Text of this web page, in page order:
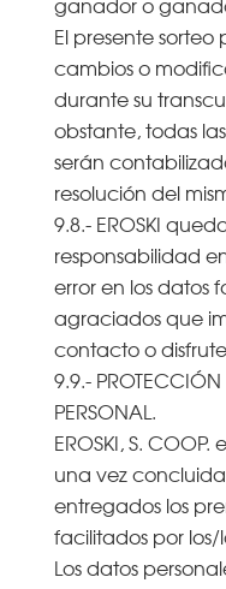
El presente
cambios o
durante su
obstante, todas
serán
resolución del
9.8.- EROSKI
responsabilidad
error en los datos
agraciados que
contacto o
9.9.-
PERSONAL.
EROSKI, S.
una vez
entregados los
facilitados por
Los datos